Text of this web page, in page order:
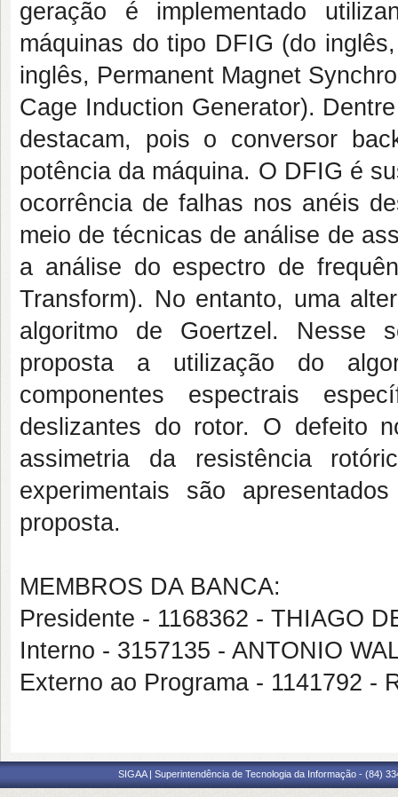
geração é implementado
máquinas do tipo DFIG (do
inglês, Permanent Magnet
Cage Induction Generator).
destacam, pois o conversor
potência da máquina. O DFIG é
ocorrência de falhas nos anéis
meio de técnicas de análise de
a análise do espectro de
Transform). No entanto, uma
algoritmo de Goertzel. Nesse
proposta a utilização do
componentes espectrais
deslizantes do rotor. O defeito
assimetria da resistência
experimentais são
proposta.
MEMBROS DA BANCA:
Presidente - 1168362 - THIAGO
Interno - 3157135 - ANTONIO
Externo ao Programa - 1141792 -
SIGAA | Superintendência de Tecnologia da Informação - (84)